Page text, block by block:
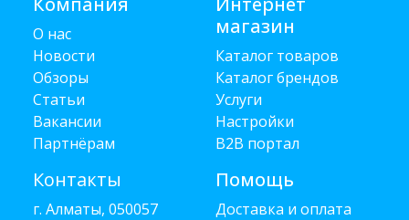
О нас
Новости
Обзоры
Статьи
Вакансии
Партнёрам
Контакты
г. Алматы, 050057
магазин
Каталог товаров
Каталог брендов
Услуги
Настройки
B2B портал
Помощь
Доставка и оплата